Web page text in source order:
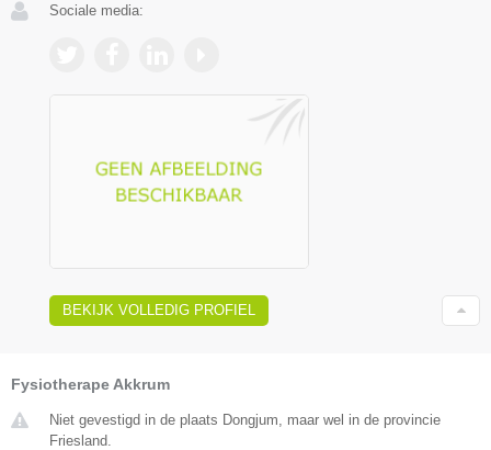
Sociale media:
BEKIJK VOLLEDIG PROFIEL
Fysiotherape Akkrum
Niet gevestigd in de plaats Dongjum, maar wel in de provincie
Friesland.